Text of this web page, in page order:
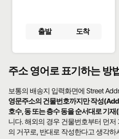
출발 도착
주소 영어로 표기하는 방
보통의 배송지 입력화면에 Street
영문주소의 건물번호까지만 작성
호수, 동 또는 층수 동을 순서대로 기
니다. 해외의 경우 건물번호부터 먼
의 거꾸로, 반대로 작성한다고 생각하